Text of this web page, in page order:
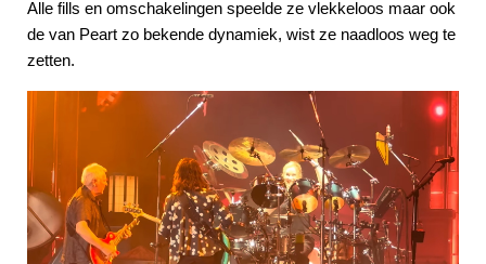
Alle fills en omschakelingen speelde ze vlekkeloos maar ook
de van Peart zo bekende dynamiek, wist ze naadloos weg te
zetten.